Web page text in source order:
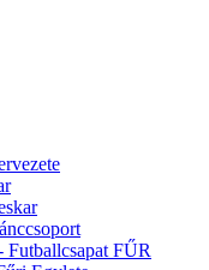
Futballcsapat FŰR